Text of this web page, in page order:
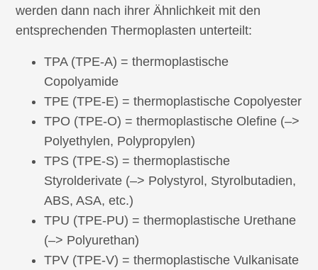
werden dann nach ihrer Ähnlichkeit mit den
entsprechenden Thermoplasten unterteilt:
TPA (TPE-A) = thermoplastische
Copolyamide
TPE (TPE-E) = thermoplastische Copolyester
TPO (TPE-O) = thermoplastische Olefine (–>
Polyethylen, Polypropylen)
TPS (TPE-S) = thermoplastische
Styrolderivate (–> Polystyrol, Styrolbutadien,
ABS, ASA, etc.)
TPU (TPE-PU) = thermoplastische Urethane
(–> Polyurethan)
TPV (TPE-V) = thermoplastische Vulkanisate